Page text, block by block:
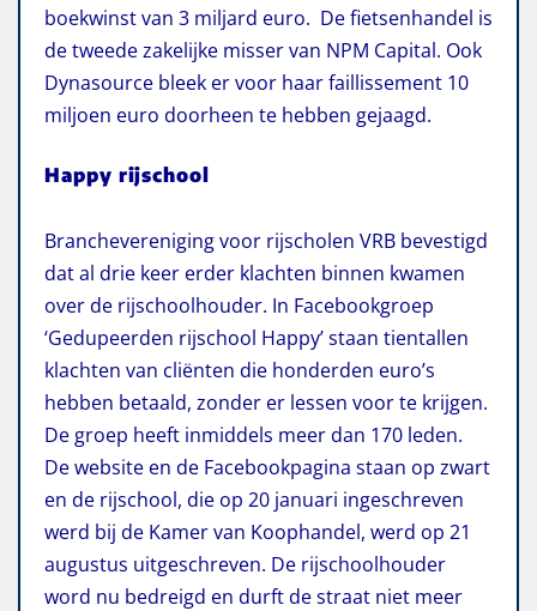
boekwinst van 3 miljard euro. De fietsenhandel is
de tweede zakelijke misser van NPM Capital. Ook
Dynasource bleek er voor haar faillissement 10
miljoen euro doorheen te hebben gejaagd.
Happy rijschool
Branchevereniging voor rijscholen VRB bevestigd
dat al drie keer erder klachten binnen kwamen
over de rijschoolhouder. In Facebookgroep
‘Gedupeerden rijschool Happy’ staan tientallen
klachten van cliënten die honderden euro’s
hebben betaald, zonder er lessen voor te krijgen.
De groep heeft inmiddels meer dan 170 leden.
De website en de Facebookpagina staan op zwart
en de rijschool, die op 20 januari ingeschreven
werd bij de Kamer van Koophandel, werd op 21
augustus uitgeschreven. De rijschoolhouder
word nu bedreigd en durft de straat niet meer